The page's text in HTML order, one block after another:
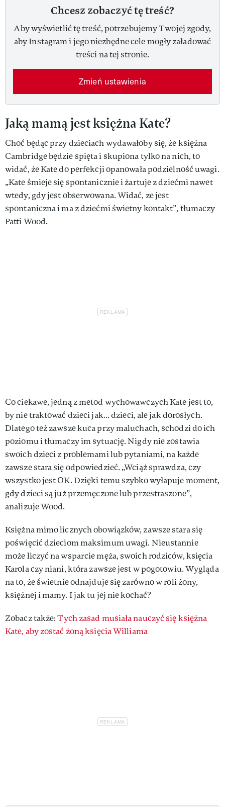
Chcesz zobaczyć tę treść?
Aby wyświetlić tę treść, potrzebujemy Twojej zgody,
aby Instagram i jego niezbędne cele mogły załadować
treści na tej stronie.
Zmień ustawienia
Jaką mamą jest księżna Kate?
Choć będąc przy dzieciach wydawałoby się, że księżna
Cambridge będzie spięta i skupiona tylko na nich, to
widać, że Kate do perfekcji opanowała podzielność uwagi.
„Kate śmieje się spontanicznie i żartuje z dziećmi nawet
wtedy, gdy jest obserwowana. Widać, ze jest
spontaniczna i ma z dziećmi świetny kontakt”, tłumaczy
Patti Wood.
Co ciekawe, jedną z metod wychowawczych Kate jest to,
by nie traktować dzieci jak... dzieci, ale jak dorosłych.
Dlatego też zawsze kuca przy maluchach, schodzi do ich
poziomu i tłumaczy im sytuację. Nigdy nie zostawia
swoich dzieci z problemami lub pytaniami, na każde
zawsze stara się odpowiedzieć. „Wciąż sprawdza, czy
wszystko jest OK. Dzięki temu szybko wyłapuje moment,
gdy dzieci są już przemęczone lub przestraszone”,
analizuje Wood.
Księżna mimo licznych obowiązków, zawsze stara się
poświęcić dzieciom maksimum uwagi. Nieustannie
może liczyć na wsparcie męża, swoich rodziców, księcia
Karola czy niani, która zawsze jest w pogotowiu. Wygląda
na to, że świetnie odnajduje się zarówno w roli żony,
księżnej i mamy. I jak tu jej nie kochać?
Zobacz także:Tych zasad musiała nauczyć się księżna
Kate, aby zostać żoną księcia Williama